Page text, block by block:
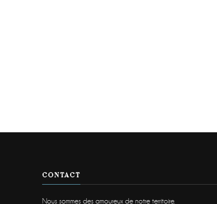
CONTACT
Nous sommes des amoureux de notre territoire.